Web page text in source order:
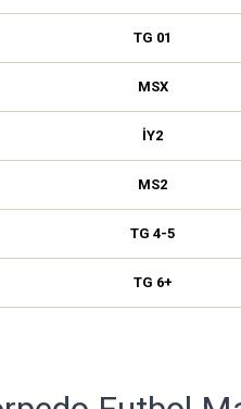
TG 01
MSX
İY2
MS2
TG 4-5
TG 6+